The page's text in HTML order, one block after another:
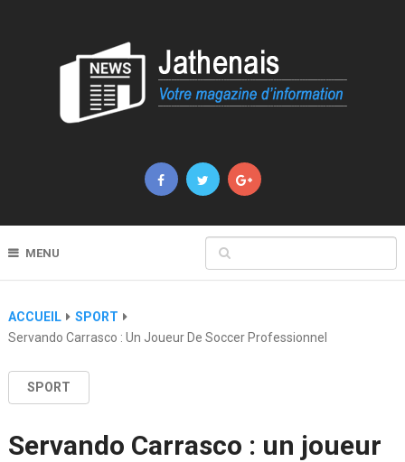
MENU
ACCUEIL
SPORT
Servando Carrasco : Un Joueur De Soccer Professionnel
SPORT
Servando Carrasco : un joueur